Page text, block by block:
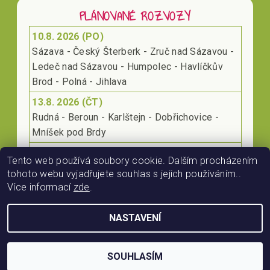
PLÁNOVANÉ ROZVOZY
10.8. 2026 (PO)
Sázava - Český Šterberk - Zruč nad Sázavou -
Ledeč nad Sázavou - Humpolec - Havlíčkův
Brod - Polná - Jihlava
13.8. 2026 (ČT)
Rudná - Beroun - Karlštejn - Dobřichovice -
Mníšek pod Brdy
Klecany - Kralupy nad Vltavou - Roudnice nad
Labem - Lovosice
2026 © RájProKoně.cz, všechna práva vyhrazena
Vytvořil Shoptet
Tento web používá soubory cookie. Dalším procházením
tohoto webu vyjadřujete souhlas s jejich používáním..
Více informací zde.
NASTAVENÍ
SOUHLASÍM